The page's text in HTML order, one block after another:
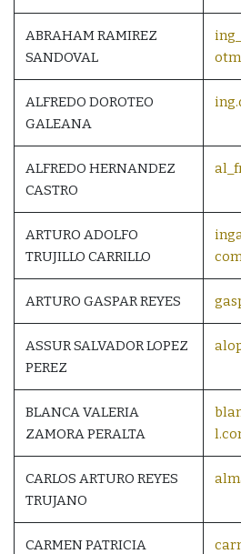
ABRAHAM RAMIREZ
SANDOVAL
ALFREDO DOROTEO
GALEANA
ALFREDO HERNANDEZ
CASTRO
ARTURO ADOLFO
TRUJILLO CARRILLO
ARTURO GASPAR REYES
ASSUR SALVADOR LOPEZ
PEREZ
BLANCA VALERIA
ZAMORA PERALTA
CARLOS ARTURO REYES
TRUJANO
CARMEN PATRICIA